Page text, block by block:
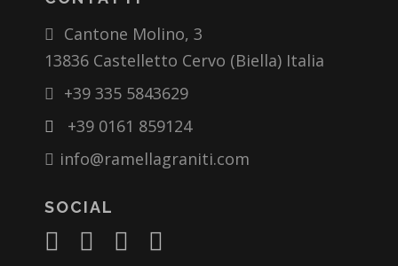
Cantone Molino, 3
13836 Castelletto Cervo (Biella) Italia
+39 335 5843629
+39 0161 859124
info@ramellagraniti.com
SOCIAL